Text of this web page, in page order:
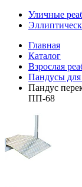
Уличные
Главная
Каталог
Взрослая
Пандусы
Пандус
ПП-68